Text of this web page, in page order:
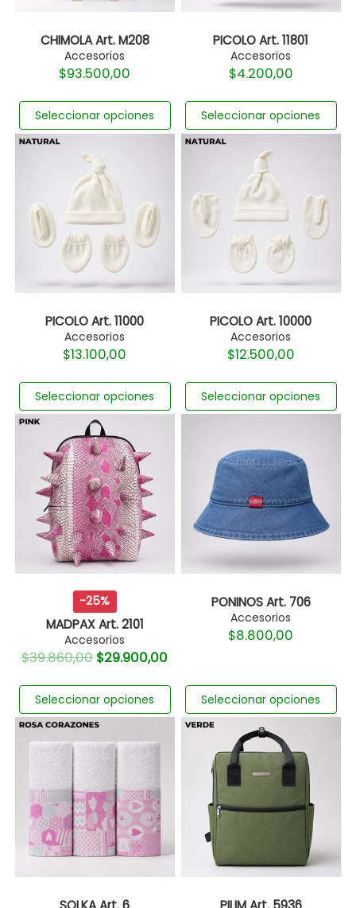
CHIMOLA Art. M208
Accesorios
$93.500,00
Seleccionar opciones
PICOLO Art. 11801
Accesorios
$4.200,00
Seleccionar opciones
PICOLO Art. 11000
Accesorios
$13.100,00
Seleccionar opciones
PICOLO Art. 10000
Accesorios
$12.500,00
Seleccionar opciones
-25%
MADPAX Art. 2101
Accesorios
$39.860,00$29.900,00
Seleccionar opciones
PONINOS Art. 706
Accesorios
$8.800,00
Seleccionar opciones